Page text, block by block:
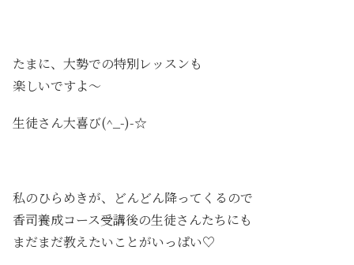
たまに、大勢での特別レッスンも
楽しいですよ～
生徒さん大喜び(^_-)-☆
私のひらめきが、どんどん降ってくるので
香司養成コース受講後の生徒さんたちにも
まだまだ教えたいことがいっぱい♡